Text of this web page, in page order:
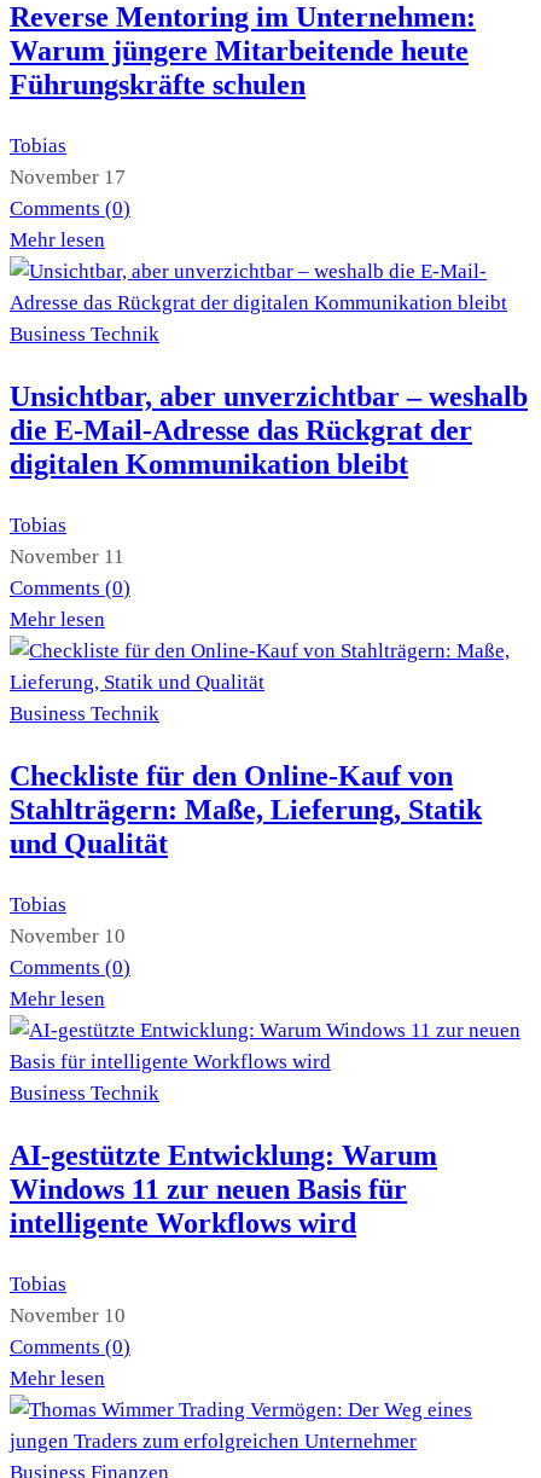
Reverse Mentoring im Unternehmen:
Warum jüngere Mitarbeitende heute
Führungskräfte schulen
Tobias
November 17
Comments (0)
Mehr lesen
Business Technik
Unsichtbar, aber unverzichtbar – weshalb
die E-Mail-Adresse das Rückgrat der
digitalen Kommunikation bleibt
Tobias
November 11
Comments (0)
Mehr lesen
Business Technik
Checkliste für den Online-Kauf von
Stahlträgern: Maße, Lieferung, Statik
und Qualität
Tobias
November 10
Comments (0)
Mehr lesen
Business Technik
AI-gestützte Entwicklung: Warum
Windows 11 zur neuen Basis für
intelligente Workflows wird
Tobias
November 10
Comments (0)
Mehr lesen
Business Finanzen